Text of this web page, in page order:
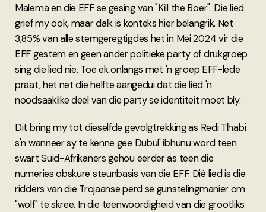
Malema en die EFF se gesing van "Kill the Boer". Die lied
grief my ook, maar dalk is konteks hier belangrik. Net
3,85% van alle stemgeregtigdes het in Mei 2024 vir die
EFF gestem en geen ander politieke party of drukgroep
sing die lied nie. Toe ek onlangs met 'n groep EFF-lede
praat, het net die helfte aangedui dat die lied 'n
noodsaaklike deel van die party se identiteit moet bly.
Dit bring my tot dieselfde gevolgtrekking as Redi Tlhabi
s'n wanneer sy te kenne gee Dubul' ibhunu word teen
swart Suid-Afrikaners gehou eerder as teen die
numeries obskure steunbasis van die EFF. Dié lied is die
ridders van die Trojaanse perd se gunstelingmanier om
"wolf" te skree. In die teenwoordigheid van die grootliks